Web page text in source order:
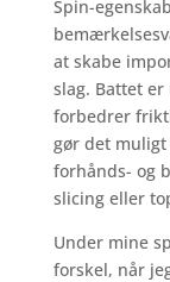
Spin-
at skabe
slag. Battet
forbedrer
gør det
forhånds- og
slicing eller
Under mine
forskel, når